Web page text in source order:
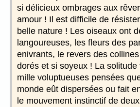
si délicieux ombrages aux
amour ! Il est difficile de
belle nature ! Les oiseaux ont
langoureuses, les fleurs des
enivrants, le revers des
dorés et si soyeux ! La solitude
mille voluptueuses pensées
monde eût dispersées ou fait
le mouvement instinctif de